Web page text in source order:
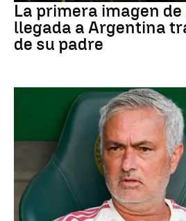
La primera imagen
llegada a Argentina
de su padre